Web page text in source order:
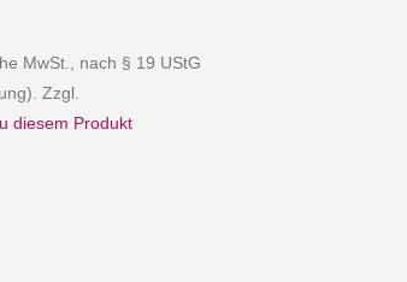
MwSt., nach § 19 UStG
Zzgl.
diesem Produkt